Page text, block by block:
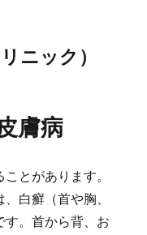
ニック）
膚病
とがあります。
白癬（首や胸、
す。首から背、お